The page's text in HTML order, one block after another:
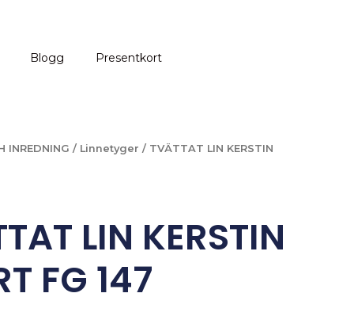
Blogg Presentkort
INREDNING / Linnetyger / TVÄTTAT LIN KERSTIN
LIN KERSTIN
FG 147